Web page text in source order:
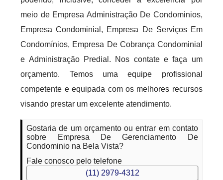
meio de Empresa Administração De Condominios,
Empresa Condominial, Empresa De Serviços Em
Condomínios, Empresa De Cobrança Condominial
e Administração Predial. Nos contate e faça um
orçamento. Temos uma equipe profissional
competente e equipada com os melhores recursos
visando prestar um excelente atendimento.
Gostaria de um orçamento ou entrar em contato
sobre Empresa De Gerenciamento De
Condominio na Bela Vista?
Fale conosco pelo telefone
(11) 2979-4312